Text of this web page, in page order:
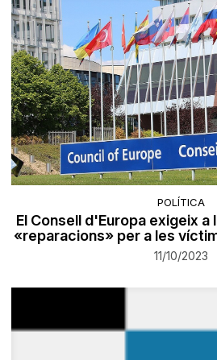
POLÍTICA
El Consell d'Europa exigeix
«reparacions» per a les
11/10/2023